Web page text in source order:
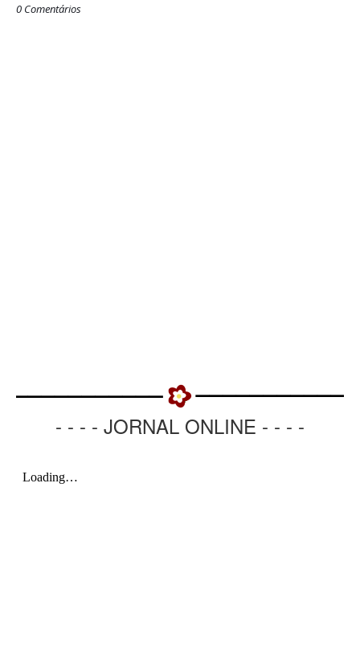
0 Comentários
- - - - JORNAL ONLINE - - - -